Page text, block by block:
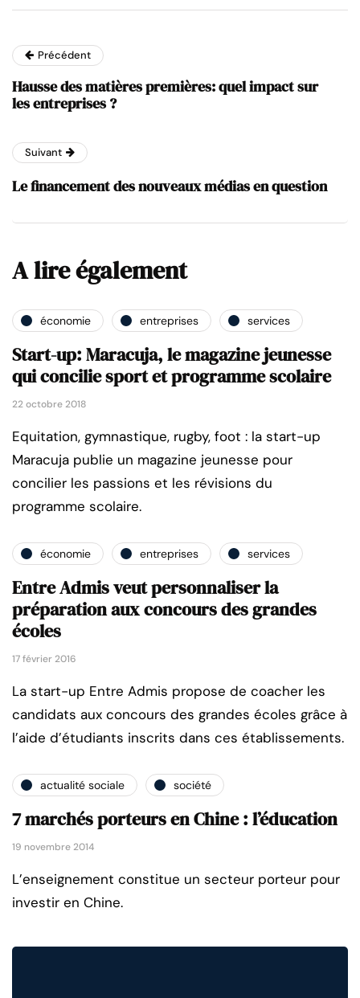
Précédent
Hausse des matières premières: quel impact sur
les entreprises ?
Suivant
Le financement des nouveaux médias en question
A lire également
économie entreprises services
Start-up: Maracuja, le magazine jeunesse
qui concilie sport et programme scolaire
22 octobre 2018
Equitation, gymnastique, rugby, foot : la start-up
Maracuja publie un magazine jeunesse pour
concilier les passions et les révisions du
programme scolaire.
économie entreprises services
Entre Admis veut personnaliser la
préparation aux concours des grandes
écoles
17 février 2016
La start-up Entre Admis propose de coacher les
candidats aux concours des grandes écoles grâce à
l’aide d’étudiants inscrits dans ces établissements.
actualité sociale société
7 marchés porteurs en Chine : l’éducation
19 novembre 2014
L’enseignement constitue un secteur porteur pour
investir en Chine.